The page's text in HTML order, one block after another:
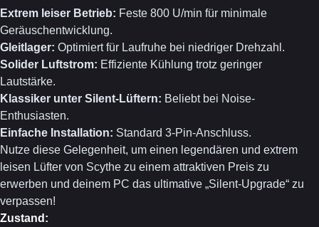
Extrem leiser Betrieb: Feste 800 U/min für minimale
Geräuschentwicklung.
Gleitlager: Optimiert für Laufruhe bei niedriger Drehzahl.
Solider Luftstrom: Effiziente Kühlung trotz geringer
Lautstärke.
Klassiker unter Silent-Lüftern: Beliebt bei Noise-
Enthusiasten.
Einfache Installation: Standard 3-Pin-Anschluss.
Nutze diese Gelegenheit, um einen legendären und extrem
leisen Lüfter von Scythe zu einem attraktiven Preis zu
erwerben und deinem PC das ultimative „Silent-Upgrade“ zu
verpassen!
Zustand: